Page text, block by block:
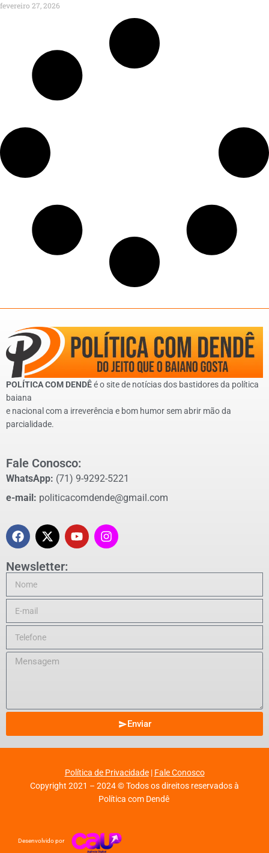
fevereiro 27, 2026
POLÍTICA COM DENDÊé o site de notícias dos bastidores da política
baiana
e nacional com a irreverência e bom humor sem abrir mão da
parcialidade.
Fale Conosco:
WhatsApp: (71) 9-9292-5221
e-mail: politicacomdende@gmail.com
Newsletter:
Enviar
Política de Privacidade| Fale Conosco
Copyright 2021 – 2024 © Todos os direitos reservados à
Política com Dendê
Desenvolvido por